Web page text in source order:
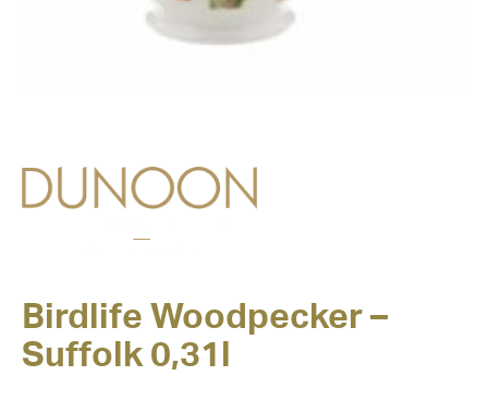
Birdlife Woodpecker –
Suffolk 0,31l